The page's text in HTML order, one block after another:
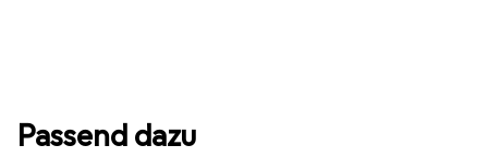
Passend dazu